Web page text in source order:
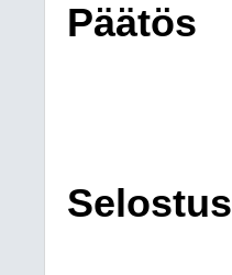
Päätös
Selostus